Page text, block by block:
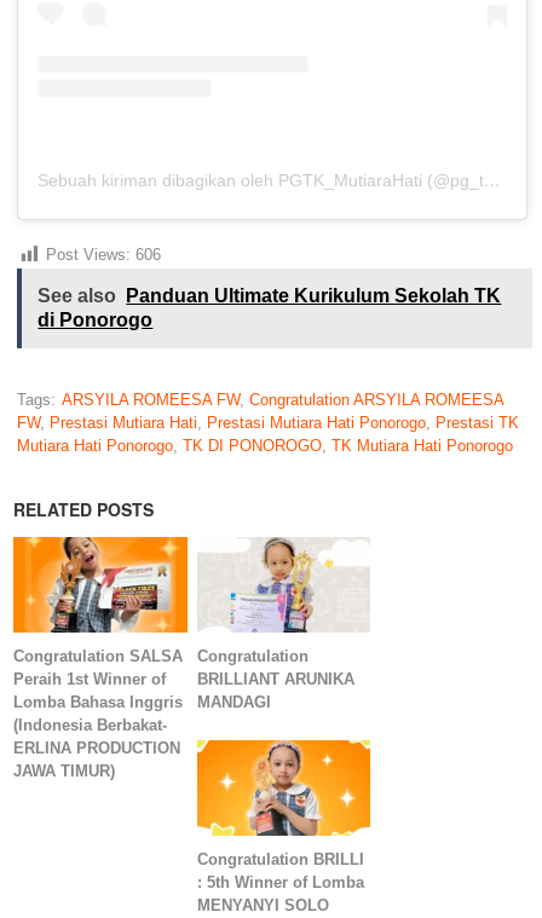
Sebuah kiriman dibagikan oleh PGTK_MutiaraHati (@pg_tk_mutiarahati.ponorogo)
Post Views: 606
See also
Panduan Ultimate Kurikulum Sekolah TK
di Ponorogo
Tags: ARSYILA ROMEESA FW,Congratulation ARSYILA ROMEESA
FW, Prestasi Mutiara Hati, Prestasi Mutiara Hati Ponorogo, Prestasi TK
Mutiara Hati Ponorogo,TK DI PONOROGO,TK Mutiara Hati Ponorogo
RELATED POSTS
Congratulation SALSA
Peraih 1st Winner of
Lomba Bahasa Inggris
(Indonesia Berbakat-
ERLINA PRODUCTION
JAWA TIMUR)
Congratulation
BRILLIANT ARUNIKA
MANDAGI
Congratulation BRILLI
: 5th Winner of Lomba
MENYANYI SOLO